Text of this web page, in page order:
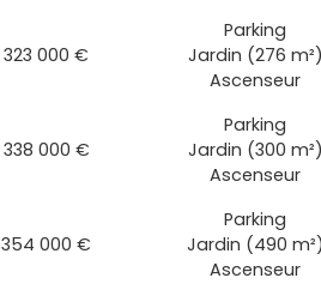
323 000 €
Parking
Jardin (276 m²)
Ascenseur
338 000 €
Parking
Jardin (300 m²)
Ascenseur
354 000 €
Parking
Jardin (490 m²)
Ascenseur